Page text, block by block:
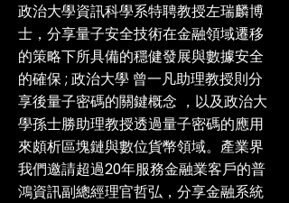
政治大學資訊科學系特聘教授左瑞麟博
士，分享量子安全技術在金融領域遷移
的策略下所具備的穩健發展與數據安全
的確保 ; 政治大學 曾一凡助理教授則分
享後量子密碼的關鍵概念 ，以及政治大
學孫士勝助理教授透過量子密碼的應用
來頗析區塊鏈與數位貨幣領域。產業界
我們邀請超過20年服務金融業客戶的普
鴻資訊副總經理官哲弘，分享金融系統